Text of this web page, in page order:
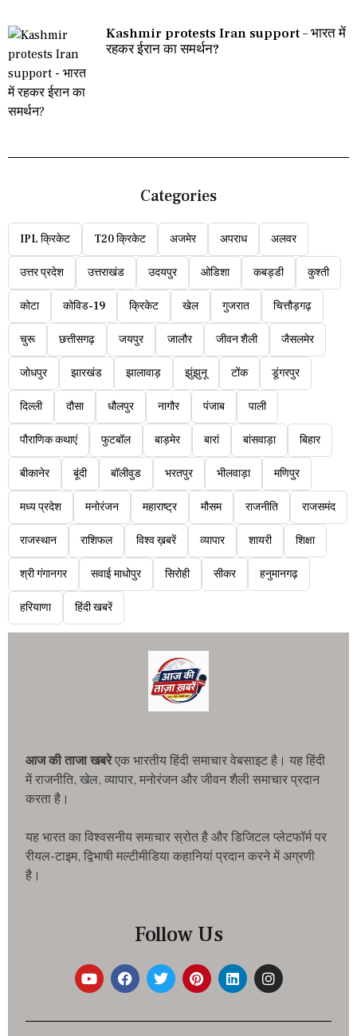
Kashmir protests Iran support – भारत में
रहकर ईरान का समर्थन?
Categories
IPL क्रिकेट T20 क्रिकेट अजमेर अपराध अलवर
उत्तर प्रदेश उत्तराखंड उदयपुर ओडिशा कबड्डी कुश्ती
कोटा कोविड-19 क्रिकेट खेल गुजरात चित्तौड़गढ़
चुरू छत्तीसगढ़ जयपुर जालौर जीवन शैली जैसलमेर
जोधपुर झारखंड झालावाड़ झुंझुनू टोंक डूंगरपुर
दिल्ली दौसा धौलपुर नागौर पंजाब पाली
पौराणिक कथाएं फुटबॉल बाड़मेर बारां बांसवाड़ा बिहार
बीकानेर बूंदी बॉलीवुड भरतपुर भीलवाड़ा मणिपुर
मध्य प्रदेश मनोरंजन महाराष्ट्र मौसम राजनीति राजसमंद
राजस्थान राशिफल विश्व ख़बरें व्यापार शायरी शिक्षा
श्री गंगानगर सवाई माधोपुर सिरोही सीकर हनुमानगढ़
हरियाणा हिंदी खबरें
आज की ताजा खबरेएक भारतीय हिंदी समाचार वेबसाइट है। यह हिंदी
में राजनीति, खेल, व्यापार, मनोरंजन और जीवन शैली समाचार प्रदान
करता है।
यह भारत का विश्वसनीय समाचार स्रोत है और डिजिटल प्लेटफॉर्म पर
रीयल-टाइम, द्विभाषी मल्टीमीडिया कहानियां प्रदान करने में अग्रणी
है।
Follow Us